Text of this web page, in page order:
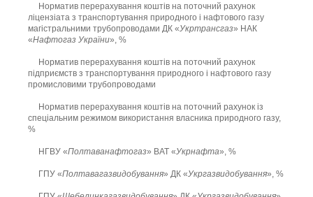
Норматив перерахування коштів на поточний рахунок
ліцензіата з транспортування природного і нафтового газу
магістральними трубопроводами ДК «Укртрансгаз» НАК
«Нафтогаз України», %
Норматив перерахування коштів на поточний рахунок
підприємств з транспортування природного і нафтового газу
промисловими трубопроводами
Норматив перерахування коштів на поточний рахунок із
спеціальним режимом використання власника природного газу,
%
НГВУ «Полтаванафтогаз» ВАТ «Укрнафта», %
ГПУ «Полтавагазвидобування» ДК «Укргазвидобування», %